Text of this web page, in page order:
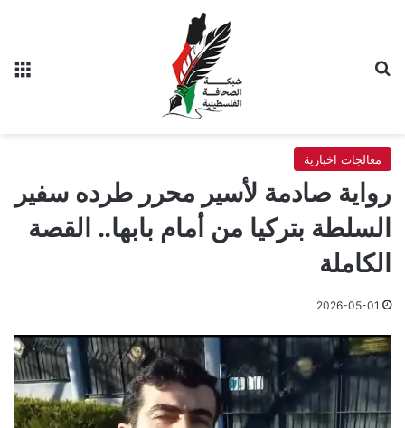
معالجات اخبارية
رواية صادمة لأسير محرر طرده سفير
السلطة بتركيا من أمام بابها.. القصة
الكاملة
2026-05-01